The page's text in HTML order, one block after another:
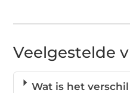
Veelgestelde
Wat is het